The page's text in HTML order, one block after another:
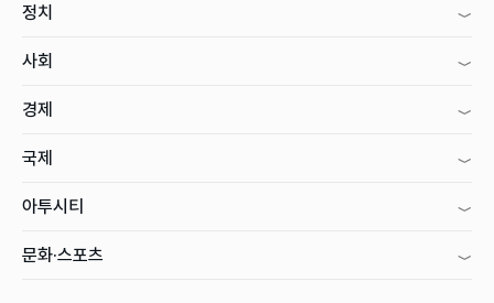
정치
사회
경제
국제
아투시티
문화·스포츠